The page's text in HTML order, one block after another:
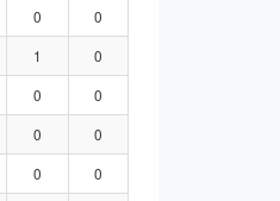
0
0
1
0
0
0
0
0
0
0